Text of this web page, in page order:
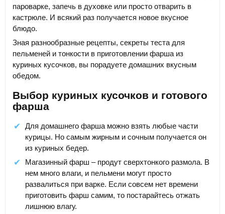
пароварке, запечь в духовке или просто отварить в
кастрюле. И всякий раз получается новое вкусное
блюдо.
Зная разнообразные рецепты, секреты теста для
пельменей и тонкости в приготовлении фарша из
куриных кусочков, вы порадуете домашних вкусным
обедом.
Выбор куриных кусочков и готового
фарша
Для домашнего фарша можно взять любые части
курицы. Но самым жирным и сочным получается он
из куриных бедер.
Магазинный фарш – продут сверхтонкого размола. В
нем много влаги, и пельмени могут просто
развалиться при варке. Если совсем нет времени
приготовить фарш самим, то постарайтесь отжать
лишнюю влагу.